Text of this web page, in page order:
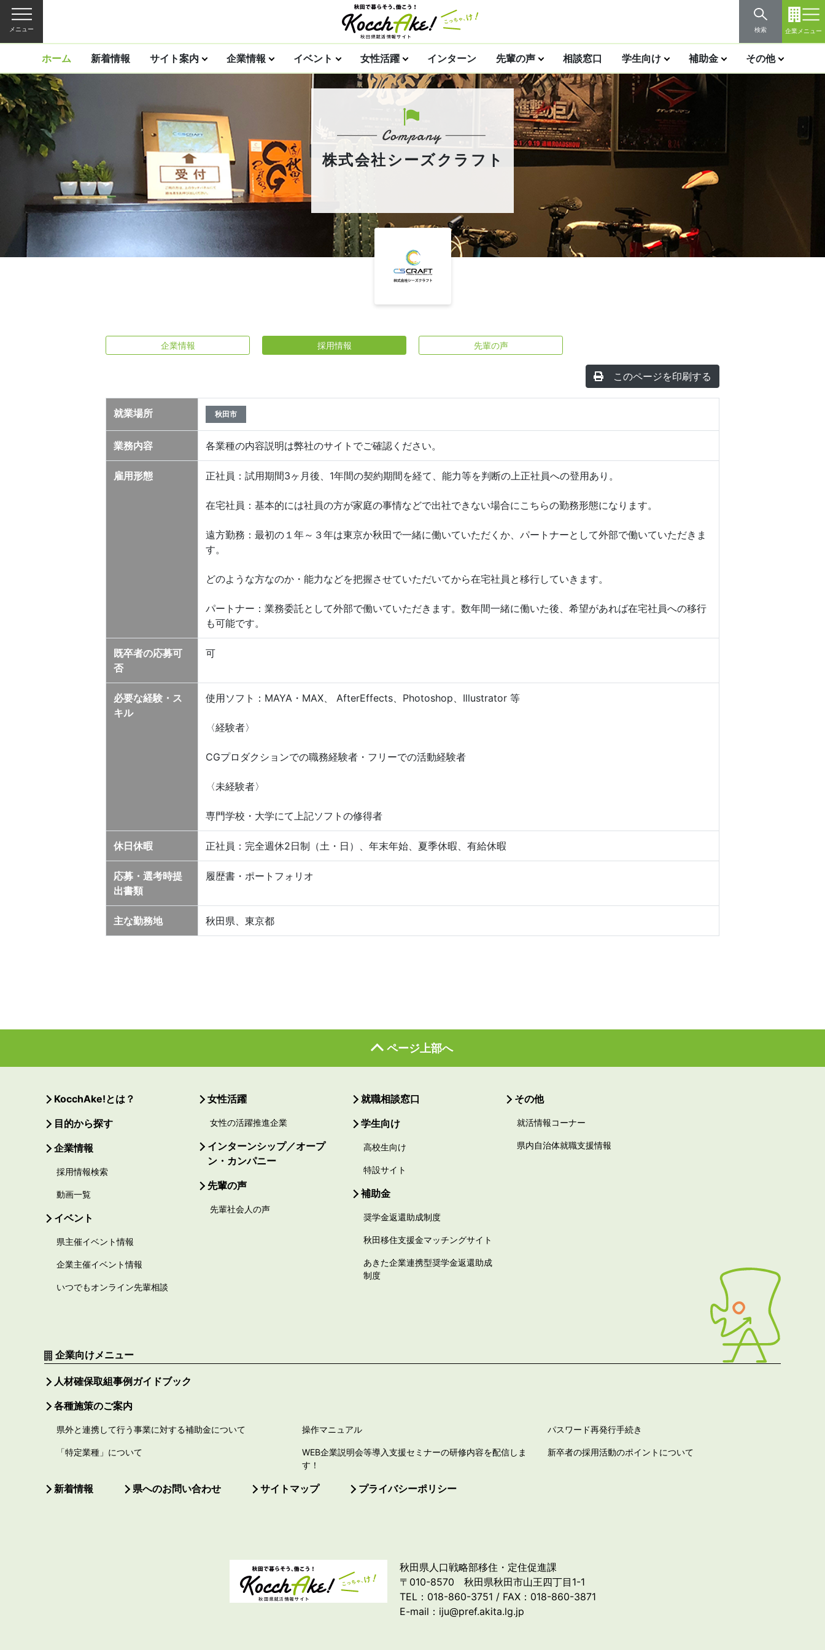
メニュー 検索 企業メニュー
ホーム 新着情報 サイト案内 企業情報 イベント 女性活躍 インターン 先輩の声 相談窓口 学生向け 補助金 その他
株式会社シーズクラフト
企業情報 採用情報 先輩の声
このページを印刷する
就業場所 秋田市
業務内容 各業種の内容説明は弊社のサイトでご確認ください。
雇用形態 正社員：試用期間3ヶ月後、1年間の契約期間を経て、能力等を判断の上正社員への登用あり。
在宅社員：基本的には社員の方が家庭の事情などで出社できない場合にこちらの勤務形態になります。
遠方勤務：最初の１年～３年は東京か秋田で一緒に働いていただくか、パートナーとして外部で働いていただきま
す。
どのような方なのか・能力などを把握させていただいてから在宅社員と移行していきます。
パートナー：業務委託として外部で働いていただきます。数年間一緒に働いた後、希望があれば在宅社員への移行
も可能です。
既卒者の応募可
否
可
必要な経験・ス
キル
使用ソフト：MAYA・MAX、 AfterEffects、Photoshop、Illustrator 等
〈経験者〉
CGプロダクションでの職務経験者・フリーでの活動経験者
〈未経験者〉
専門学校・大学にて上記ソフトの修得者
休日休暇 正社員：完全週休2日制（土・日）、年末年始、夏季休暇、有給休暇
応募・選考時提
出書類
履歴書・ポートフォリオ
主な勤務地 秋田県、東京都
ページ上部へ
KocchAke!とは？
目的から探す
企業情報
採用情報検索
動画一覧
イベント
県主催イベント情報
企業主催イベント情報
いつでもオンライン先輩相談
女性活躍
女性の活躍推進企業
インターンシップ／オープ
ン・カンパニー
先輩の声
先輩社会人の声
就職相談窓口
学生向け
高校生向け
特設サイト
補助金
奨学金返還助成制度
秋田移住支援金マッチングサイト
あきた企業連携型奨学金返還助成
制度
その他
就活情報コーナー
県内自治体就職支援情報
企業向けメニュー
人材確保取組事例ガイドブック
各種施策のご案内
県外と連携して行う事業に対する補助金について 操作マニュアル パスワード再発行手続き
「特定業種」について
WEB企業説明会等導入支援セミナーの研修内容を配信しま
す！
新卒者の採用活動のポイントについて
新着情報 県へのお問い合わせ サイトマップ プライバシーポリシー
秋田県人口戦略部移住・定住促進課
〒010-8570 秋田県秋田市山王四丁目1-1
TEL：018-860-3751 / FAX：018-860-3871
E-mail：iju@pref.akita.lg.jp